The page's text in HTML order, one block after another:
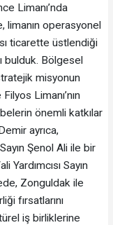
Limanı’nda
operasyonel
ticarette üstlendiği
bulduk. Bölgesel
misyonun
Limanı’nın
önemli katkılar
ayrıca,
Şenol Ali ile bir
Sayın
Zonguldak ile
fırsatlarını
iş birliklerine